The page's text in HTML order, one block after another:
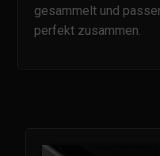
gesammelt und
perfekt zusammen.